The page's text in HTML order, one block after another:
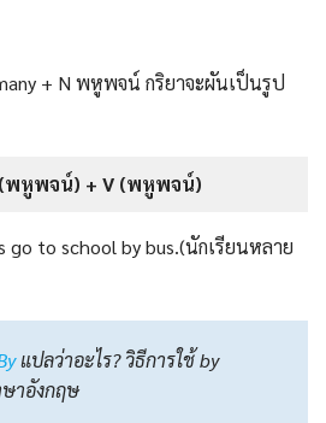
+ N พหูพจน์ กริยาจะผันเป็นรูป
(พหูพจน์) + V (พหูพจน์)
go to school by bus.(นักเรียนหลาย
แปลว่าอะไร? วิธีการใช้ by
ษาอังกฤษ